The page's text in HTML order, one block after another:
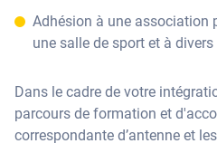
Adhésion à une association
une salle de sport et à
Dans le cadre de votre
parcours de formation et
correspondante d’antenne et